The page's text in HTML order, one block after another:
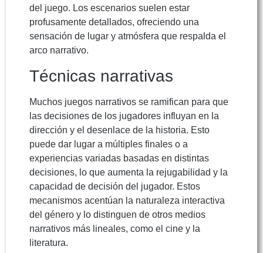
del juego. Los escenarios suelen estar
profusamente detallados, ofreciendo una
sensación de lugar y atmósfera que respalda el
arco narrativo.
Técnicas narrativas
Muchos juegos narrativos se ramifican para que
las decisiones de los jugadores influyan en la
dirección y el desenlace de la historia. Esto
puede dar lugar a múltiples finales o a
experiencias variadas basadas en distintas
decisiones, lo que aumenta la rejugabilidad y la
capacidad de decisión del jugador. Estos
mecanismos acentúan la naturaleza interactiva
del género y lo distinguen de otros medios
narrativos más lineales, como el cine y la
literatura.